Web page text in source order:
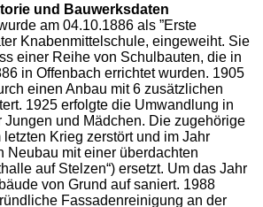
und Bauwerksdaten
am 04.10.1886 als ”Erste
Knabenmittelschule, eingeweiht. Sie
einer Reihe von Schulbauten, die in
in Offenbach errichtet wurden. 1905
einen Anbau mit 6 zusätzlichen
1925 erfolgte die Umwandlung in
Jungen und Mädchen. Die zugehörige
Krieg zerstört und im Jahr
Neubau mit einer überdachten
auf Stelzen“) ersetzt. Um das Jahr
von Grund auf saniert. 1988
Fassadenreinigung an der